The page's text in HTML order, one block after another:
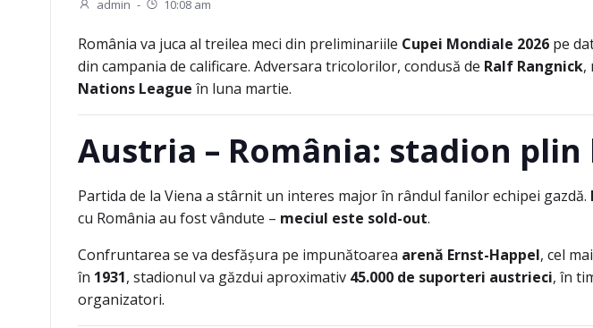
admin - 10:08 am
România va juca al treilea meci din preliminariile Cupei Mondiale 2026 pe
din campania de calificare. Adversara tricolorilor, condusă de Ralf Rangnick,
Nations League în luna martie.
Austria – România: stadion plin
Partida de la Viena a stârnit un interes major în rândul fanilor echipei gazdă.
cu România au fost vândute – meciul este sold-out.
Confruntarea se va desfășura pe impunătoarea arenă Ernst-Happel, cel
în 1931, stadionul va găzdui aproximativ 45.000 de suporteri austrieci, în
organizatori.